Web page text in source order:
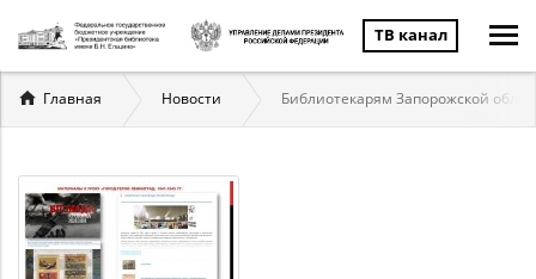
ТВ канал
Вы
здесь
Главная Новости Библиотекарям Запорожской